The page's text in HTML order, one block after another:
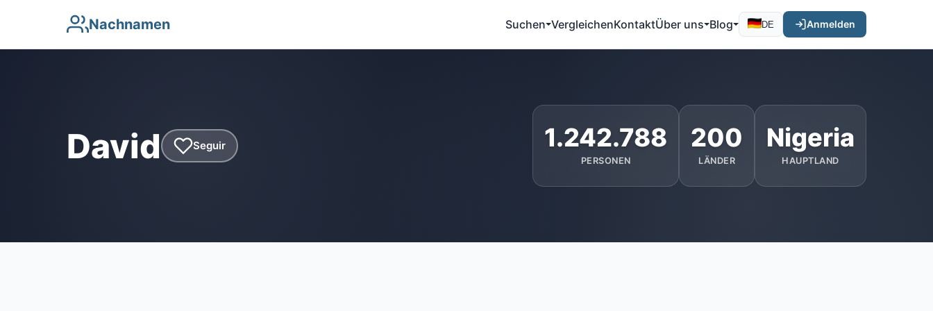
Nachnamen Suchen VergleichenKontaktÜber uns Blog DE Anmelden
David Seguir 1.242.788
PERSONEN
200
LÄNDER
Nigeria
HAUPTLAND